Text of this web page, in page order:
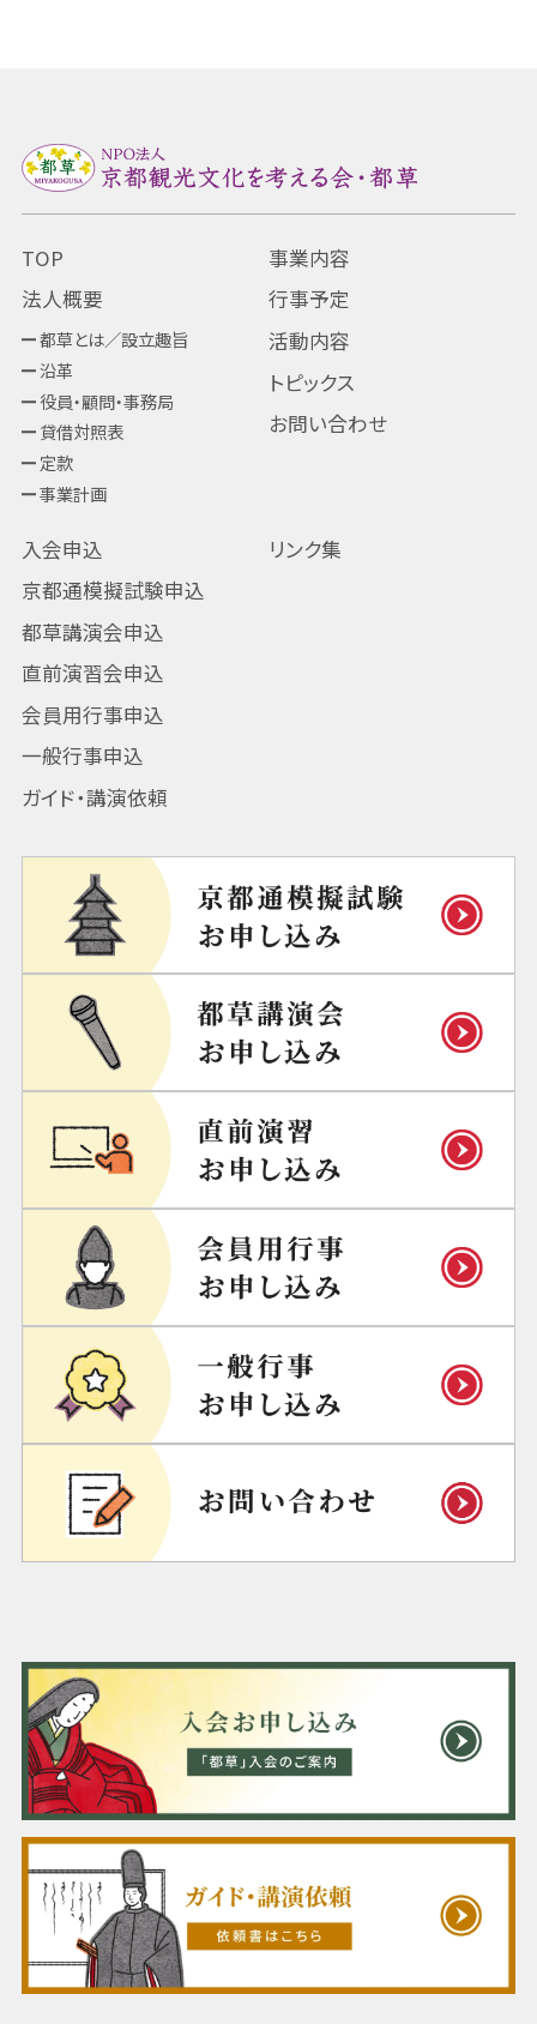
TOP
法人概要
都草とは／設立趣旨
沿革
役員・顧問・事務局
貸借対照表
定款
事業計画
事業内容
行事予定
活動内容
トピックス
お問い合わせ
入会申込
京都通模擬試験申込
都草講演会申込
直前演習会申込
会員用行事申込
一般行事申込
ガイド・講演依頼
リンク集